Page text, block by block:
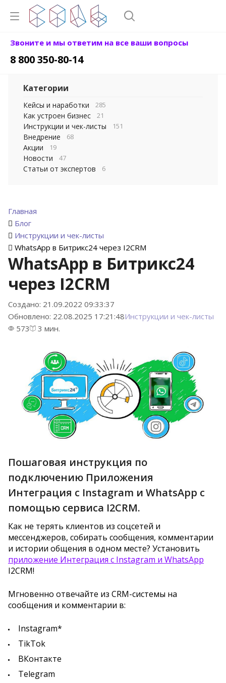
Звоните и мы ответим на все ваши вопросы
8 800 350-80-14
Главная
Блог
Инструкции и чек-листы
WhatsApp в Битрикс24 через I2CRM
WhatsApp в Битрикс24
через I2CRM
Создано: 21.09.2022 09:33:37
Обновлено: 22.08.2025 17:21:48Инструкции и чек-листы
573
3 мин.
Пошаговая инструкция по
подключению Приложения
Интеграция с Instagram и WhatsApp с
помощью сервиса I2CRM.
Как не терять клиентов из соцсетей и
мессенджеров, собирать сообщения, комментарии
и истории общения в одном месте? Установить
приложение Интеграция с Instagram и WhatsApp
I2CRM!
Мгновенно отвечайте из CRM-системы на
сообщения и комментарии в:
Instagram*
TikTok
ВКонтакте
Telegram
Категории
Кейсы и наработки 285
Как устроен бизнес 21
Инструкции и чек-листы 151
Внедрение 68
Акции 19
Новости 47
Статьи от экспертов 6